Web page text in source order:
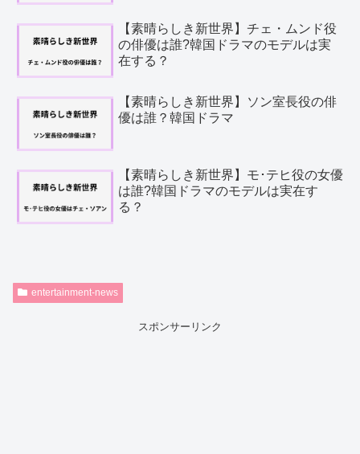
【素晴らしき新世界】チェ・ムンド役
の俳優は誰?韓国ドラマのモデルは実
在する？
【素晴らしき新世界】ソン室長役の俳
優は誰？韓国ドラマ
【素晴らしき新世界】モ･テヒ役の女優
は誰?韓国ドラマのモデルは実在す
る？
entertainment-news
スポンサーリンク